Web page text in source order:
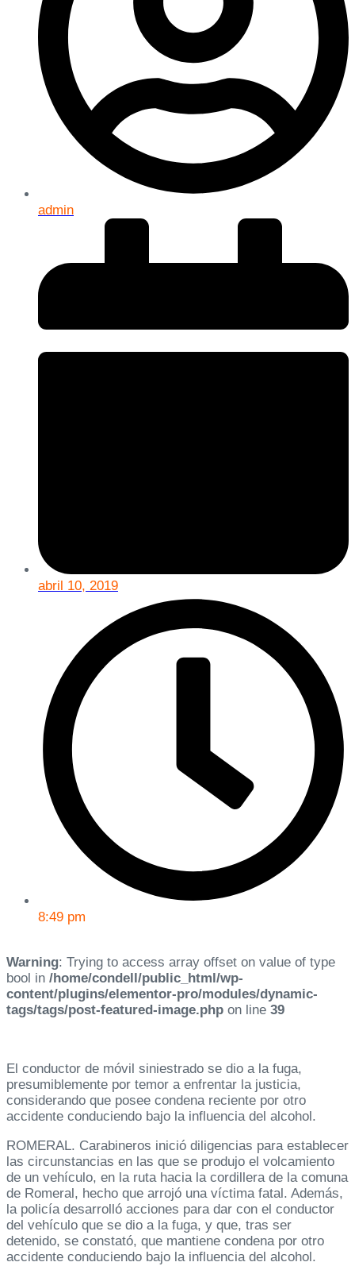
admin
abril 10, 2019
8:49 pm
Warning: Trying to access array offset on value of type
bool in /home/condell/public_html/wp-
content/plugins/elementor-pro/modules/dynamic-
tags/tags/post-featured-image.php on line 39
El conductor de móvil siniestrado se dio a la fuga,
presumiblemente por temor a enfrentar la justicia,
considerando que posee condena reciente por otro
accidente conduciendo bajo la influencia del alcohol.
ROMERAL. Carabineros inició diligencias para establecer
las circunstancias en las que se produjo el volcamiento
de un vehículo, en la ruta hacia la cordillera de la comuna
de Romeral, hecho que arrojó una víctima fatal. Además,
la policía desarrolló acciones para dar con el conductor
del vehículo que se dio a la fuga, y que, tras ser
detenido, se constató, que mantiene condena por otro
accidente conduciendo bajo la influencia del alcohol.